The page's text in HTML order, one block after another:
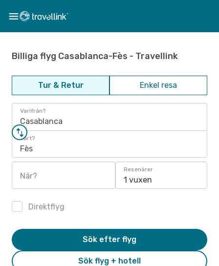
Billiga flyg Casablanca-Fès - Travellink
Tur & Retur Enkel resa
Varifrån?
Casablanca
Vart?
Fès
När?
Resenärer
1 vuxen
Direktflyg
Sök flyg + hotell
Sök efter flyg